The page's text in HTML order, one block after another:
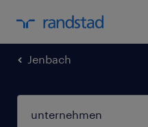
Jenbach